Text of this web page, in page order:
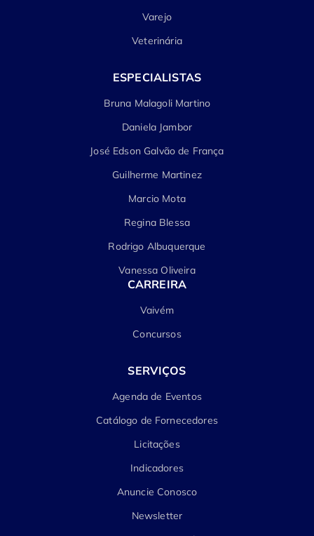
Varejo
Veterinária
ESPECIALISTAS
Bruna Malagoli Martino
Daniela Jambor
José Edson Galvão de França
Guilherme Martinez
Marcio Mota
Regina Blessa
Rodrigo Albuquerque
Vanessa Oliveira
CARREIRA
Vaivém
Concursos
SERVIÇOS
Agenda de Eventos
Catálogo de Fornecedores
Licitações
Indicadores
Anuncie Conosco
Newsletter